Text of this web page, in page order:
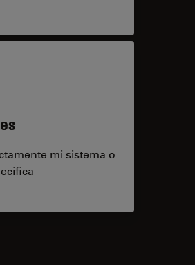
mi sistema o